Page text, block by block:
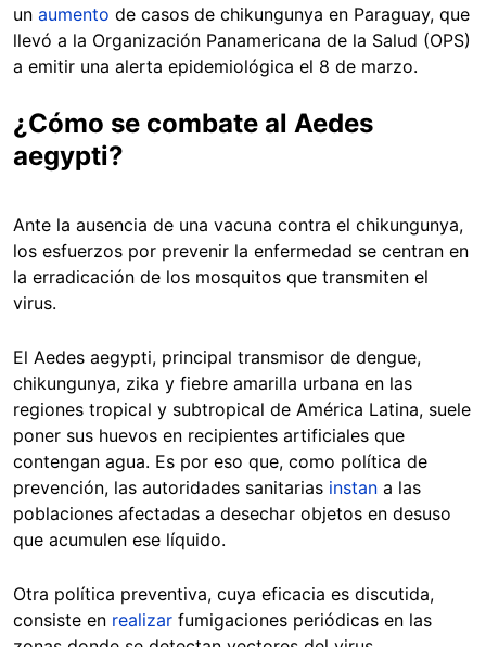
un aumento de casos de chikungunya en Paraguay, que
llevó a la Organización Panamericana de la Salud (OPS)
a emitir una alerta epidemiológica el 8 de marzo.
¿Cómo se combate al Aedes
aegypti?
Ante la ausencia de una vacuna contra el chikungunya,
los esfuerzos por prevenir la enfermedad se centran en
la erradicación de los mosquitos que transmiten el
virus.
El Aedes aegypti, principal transmisor de dengue,
chikungunya, zika y fiebre amarilla urbana en las
regiones tropical y subtropical de América Latina, suele
poner sus huevos en recipientes artificiales que
contengan agua. Es por eso que, como política de
prevención, las autoridades sanitarias instan a las
poblaciones afectadas a desechar objetos en desuso
que acumulen ese líquido.
Otra política preventiva, cuya eficacia es discutida,
consiste en realizar fumigaciones periódicas en las